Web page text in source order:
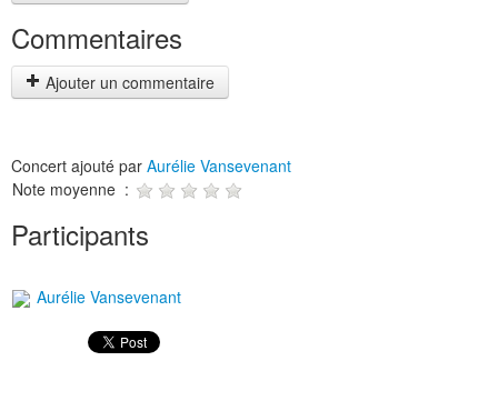
Commentaires
Ajouter un commentaire
Concert ajouté par Aurélie Vansevenant
Note moyenne :
Participants
Aurélie Vansevenant